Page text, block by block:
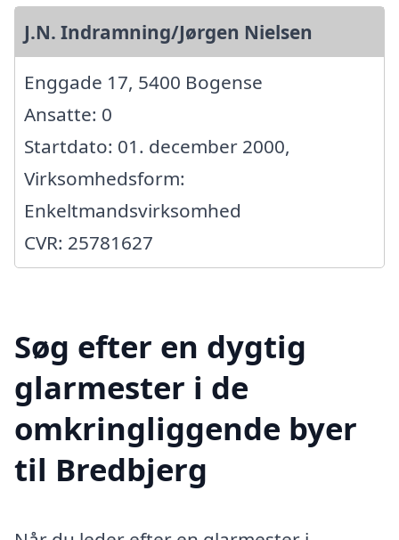
J.N. Indramning/Jørgen Nielsen
Enggade 17, 5400 Bogense
Ansatte: 0
Startdato: 01. december 2000,
Virksomhedsform:
Enkeltmandsvirksomhed
CVR: 25781627
Søg efter en dygtig
glarmester i de
omkringliggende byer
til Bredbjerg